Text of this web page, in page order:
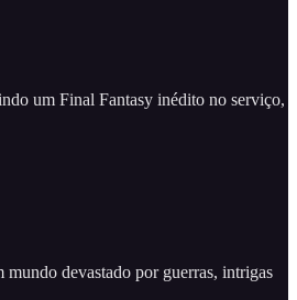
um Final Fantasy inédito no serviço,
devastado por guerras, intrigas